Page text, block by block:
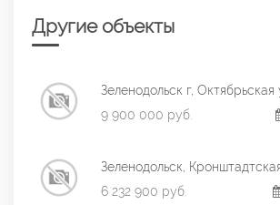
Другие объекты
Зеленодольск г, Октябрьская
9 900 000 руб.
Зеленодольск,
6 232 900 руб.